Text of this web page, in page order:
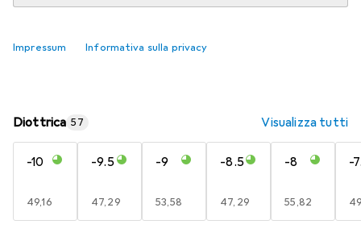
Impressum Informativa sulla privacy
Diottrica 57 Visualizza tutti
-10
EUR
49,16
-9.5
EUR
47,29
-9
EUR
53,58
-8.5
EUR
47,29
-8
EUR
55,82
-